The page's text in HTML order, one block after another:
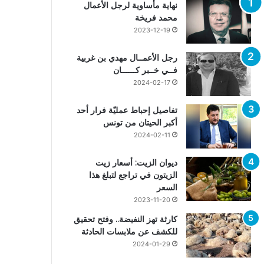
نهاية مأساوية لرجل الأعمال
محمد فريخة
2023-12-19
رجل الأعمــال مهدي بن غربية
فــي خــبر كــــــان
2024-02-17
تفاصيل إحباط عمليّة فرار أحد
أكبر الحيتان من تونس
2024-02-11
ديوان الزيت: أسعار زيت
الزيتون في تراجع لتبلغ هذا
السعر
2023-11-20
كارثة تهز النفيضة.. وفتح تحقيق
للكشف عن ملابسات الحادثة
2024-01-29